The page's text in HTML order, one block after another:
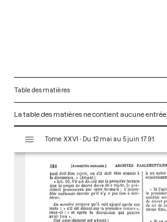
Table des matières
La table des matières ne contient aucune entrée.
s
Tome XXVI - Du 12 mai au 5 juin 1791.